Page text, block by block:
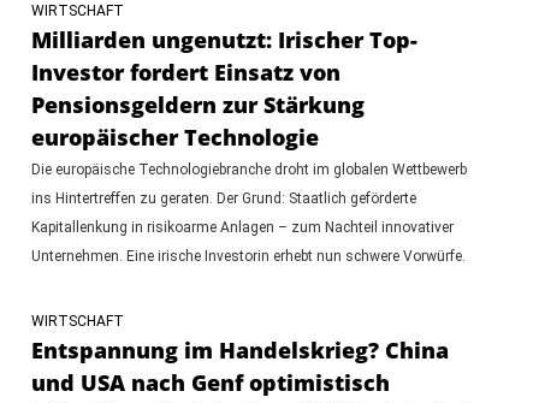
WIRTSCHAFT
Milliarden ungenutzt: Irischer Top-
Investor fordert Einsatz von
Pensionsgeldern zur Stärkung
europäischer Technologie
Die europäische Technologiebranche droht im globalen Wettbewerb
ins Hintertreffen zu geraten. Der Grund: Staatlich geförderte
Kapitallenkung in risikoarme Anlagen – zum Nachteil innovativer
Unternehmen. Eine irische Investorin erhebt nun schwere Vorwürfe.
WIRTSCHAFT
Entspannung im Handelskrieg? China
und USA nach Genf optimistisch